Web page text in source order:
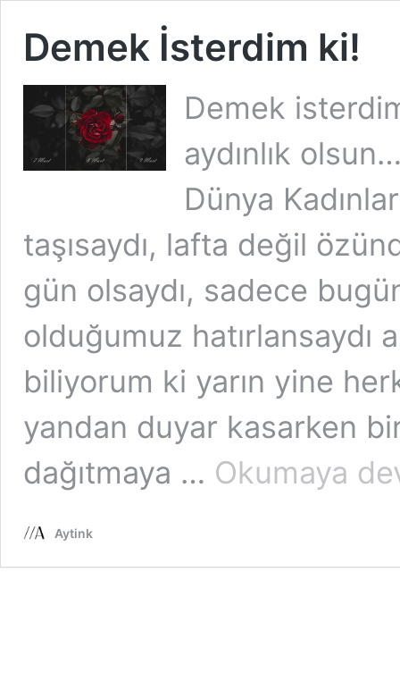
Demek İsterdim ki!
Demek
aydınlık
Dünya
taşısaydı, lafta değil
gün olsaydı, sadece
olduğumuz
biliyorum ki yarın yine
yandan duyar kasarken
dağıtmaya … Okumaya
Aytink